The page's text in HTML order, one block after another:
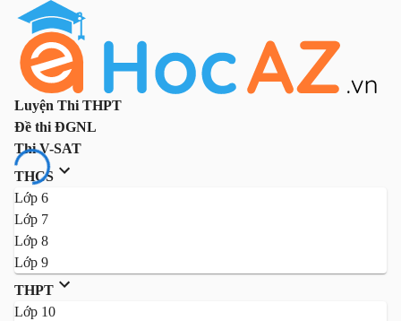
Luyện Thi THPT
Đề thi ĐGNL
Thi V-SAT
THCS
Lớp 6
Lớp 7
Lớp 8
Lớp 9
THPT
Lớp 10